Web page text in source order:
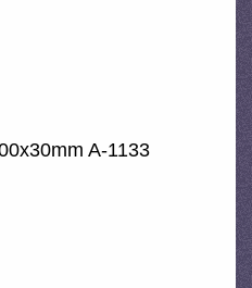
A-1133